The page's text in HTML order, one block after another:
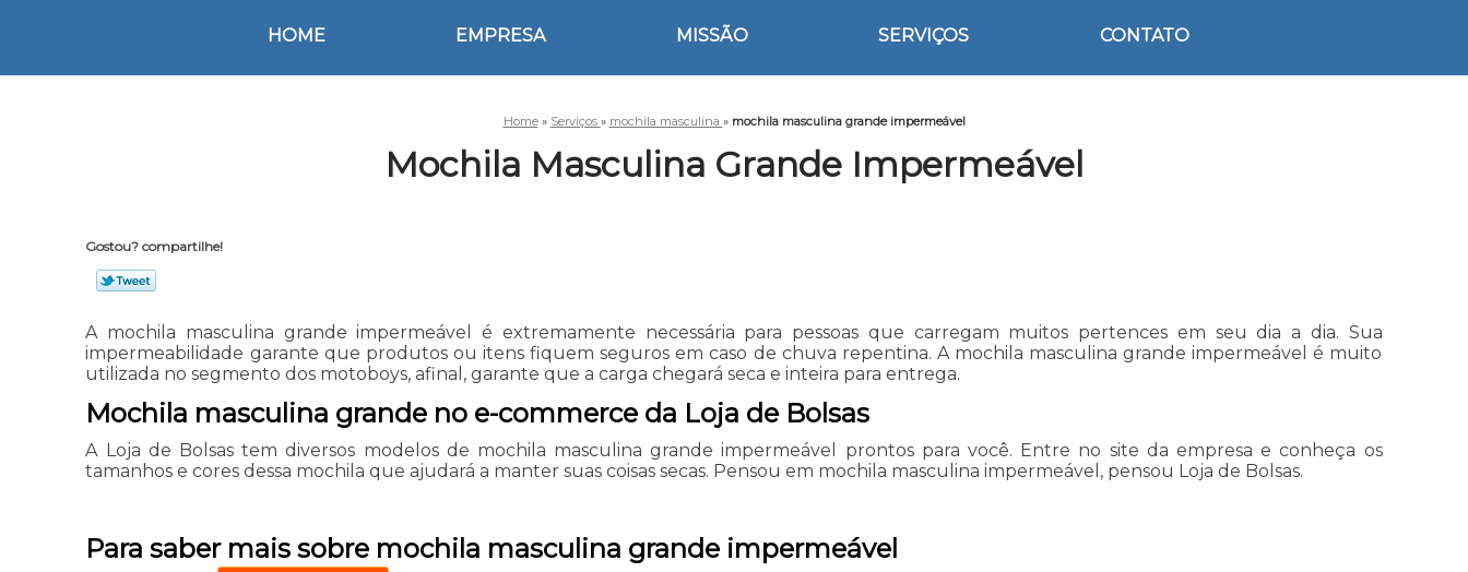
HOME EMPRESA MISSÃO SERVIÇOS CONTATO
Home » Serviços » mochila masculina » mochila masculina grande impermeável
Mochila Masculina Grande Impermeável
Gostou? compartilhe!
A mochila masculina grande impermeável é extremamente necessária para pessoas que carregam muitos pertences em seu dia a dia. Sua
impermeabilidade garante que produtos ou itens fiquem seguros em caso de chuva repentina. A mochila masculina grande impermeável é muito
utilizada no segmento dos motoboys, afinal, garante que a carga chegará seca e inteira para entrega.
Mochila masculina grande no e-commerce da Loja de Bolsas
A Loja de Bolsas tem diversos modelos de mochila masculina grande impermeável prontos para você. Entre no site da empresa e conheça os
tamanhos e cores dessa mochila que ajudará a manter suas coisas secas. Pensou em mochila masculina impermeável, pensou Loja de Bolsas.
Para saber mais sobre mochila masculina grande impermeável